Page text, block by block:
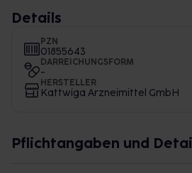
Details
PZN
01855643
DARREICHUNGSFORM
-
HERSTELLER
Kattwiga Arzneimittel GmbH
Pflichtangaben und